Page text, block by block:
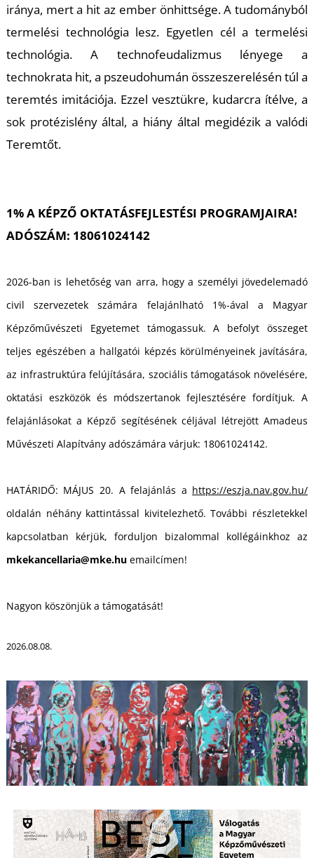
iránya, mert a hit az ember önhittsége. A tudományból
termelési technológia lesz. Egyetlen cél a termelési
technológia. A technofeudalizmus lényege a
technokrata hit, a pszeudohumán összeszerelésén túl a
teremtés imitációja. Ezzel vesztükre, kudarcra ítélve, a
sok protézislény által, a hiány által megidézik a valódi
Teremtőt.
1% A KÉPZŐ OKTATÁSFEJLESTÉSI PROGRAMJAIRA!
ADÓSZÁM: 18061024142
2026-ban is lehetőség van arra, hogy a személyi jövedelemadó
civil szervezetek számára felajánlható 1%-ával a Magyar
Képzőművészeti Egyetemet támogassuk. A befolyt összeget
teljes egészében a hallgatói képzés körülményeinek javítására,
az infrastruktúra felújítására, szociális támogatások növelésére,
oktatási eszközök és módszertanok fejlesztésére fordítjuk. A
felajánlásokat a Képző segítésének céljával létrejött Amadeus
Művészeti Alapítvány adószámára várjuk: 18061024142.
HATÁRIDŐ: MÁJUS 20. A felajánlás a https://eszja.nav.gov.hu/
oldalán néhány kattintással kivitelezhető. További részletekkel
kapcsolatban kérjük, forduljon bizalommal kollégáinkhoz az
mkekancellaria@mke.huemailcímen!
Nagyon köszönjük a támogatását!
2026.08.08.